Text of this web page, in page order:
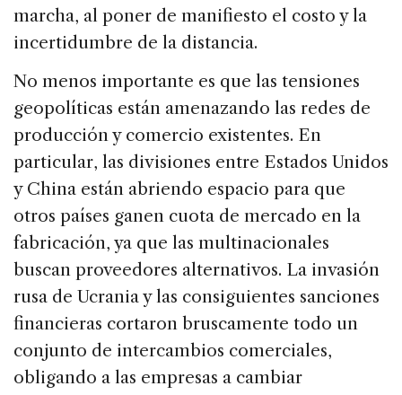
marcha, al poner de manifiesto el costo y la
incertidumbre de la distancia.
No menos importante es que las tensiones
geopolíticas están amenazando las redes de
producción y comercio existentes. En
particular, las divisiones entre Estados Unidos
y China están abriendo espacio para que
otros países ganen cuota de mercado en la
fabricación, ya que las multinacionales
buscan proveedores alternativos. La invasión
rusa de Ucrania y las consiguientes sanciones
financieras cortaron bruscamente todo un
conjunto de intercambios comerciales,
obligando a las empresas a cambiar